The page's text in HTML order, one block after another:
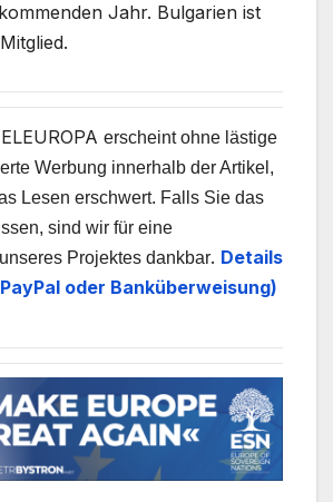
Jahr. Bulgarien ist
erscheint ohne lästige
Werbung innerhalb der Artikel,
Lesen erschwert. Falls Sie das
sind wir für eine
Projektes dankbar. Details
oder Banküberweisung)